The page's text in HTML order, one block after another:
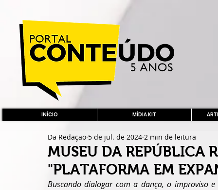
INÍCIO MÍDIA KIT
MUSEU DA REPÚBLICA
"PLATAFORMA EM
Da Redação 5 de jul. de 2024 2 min de leitura
Buscando dialogar com a dança, o improviso